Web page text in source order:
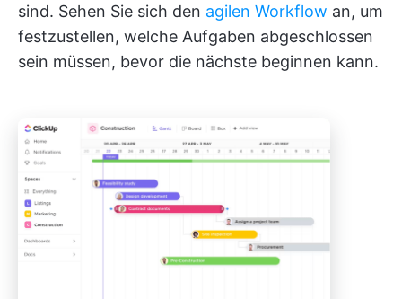
sind. Sehen Sie sich den agilen Workflow an, um
festzustellen, welche Aufgaben abgeschlossen
sein müssen, bevor die nächste beginnen kann.